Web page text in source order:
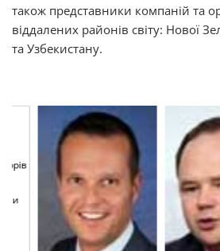
також представники компаній та
віддалених районів світу: Нової
та Узбекистану.